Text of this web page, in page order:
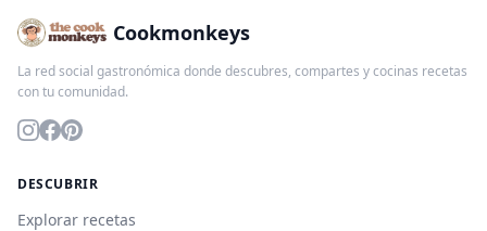
Cookmonkeys
La red social gastronómica donde descubres, compartes y cocinas recetas
con tu comunidad.
DESCUBRIR
Explorar recetas